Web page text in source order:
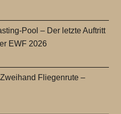
Pool – Der letzte Auftritt
EWF 2026
Fliegenrute –